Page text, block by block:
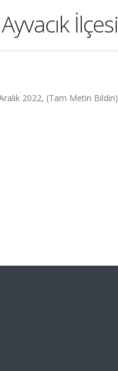
İlçesi
2022, (Tam Metin Bildiri)